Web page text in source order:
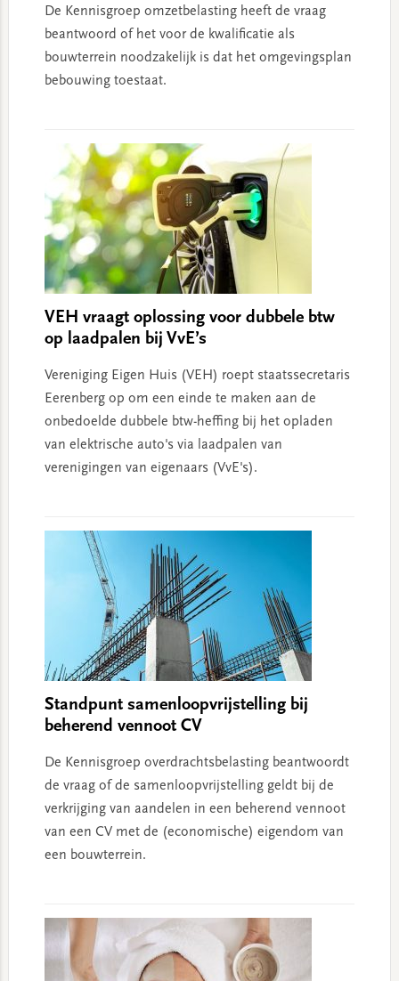
De Kennisgroep omzetbelasting heeft de vraag
beantwoord of het voor de kwalificatie als
bouwterrein noodzakelijk is dat het omgevingsplan
bebouwing toestaat.
VEH vraagt oplossing voor dubbele btw
op laadpalen bij VvE’s
Vereniging Eigen Huis (VEH) roept staatssecretaris
Eerenberg op om een einde te maken aan de
onbedoelde dubbele btw-heffing bij het opladen
van elektrische auto's via laadpalen van
verenigingen van eigenaars (VvE's).
Standpunt samenloopvrijstelling bij
beherend vennoot CV
De Kennisgroep overdrachtsbelasting beantwoordt
de vraag of de samenloopvrijstelling geldt bij de
verkrijging van aandelen in een beherend vennoot
van een CV met de (economische) eigendom van
een bouwterrein.